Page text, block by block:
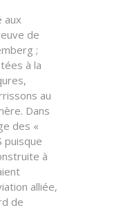
aux
de
;
à la
au
Dans
des «
puisque
à
alliée,
de